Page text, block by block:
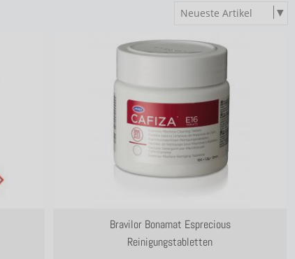
Bravilor Bonamat Esprecious
Reinigungstabletten